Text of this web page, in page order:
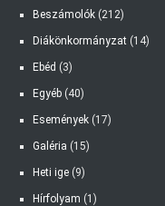
Beszámolók (212)
Diákönkormányzat (14)
Ebéd (3)
Egyéb (40)
Események (17)
Galéria (15)
Heti ige (9)
Hírfolyam (1)